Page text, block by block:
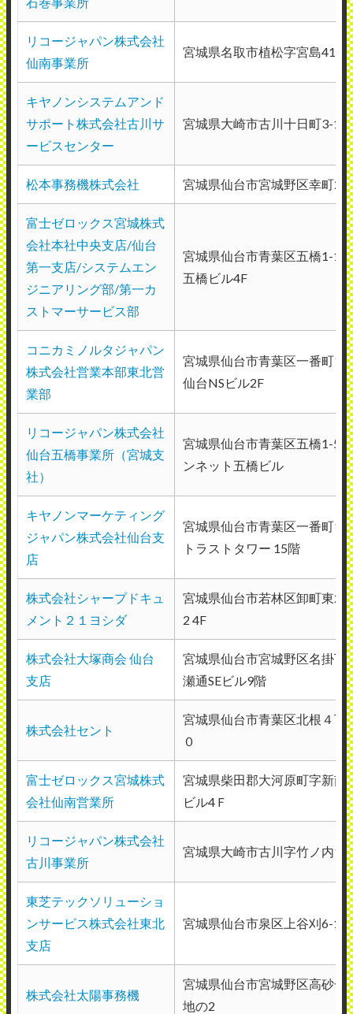
たまに来訪があるが、担当者が無愛想。 月
に一度程度の定期訪問がある。
（業種：病院）
リコージャパン株式会社
仙南事業所
宮城県名取市植松字宮島41-1
キヤノンシステムアンド
サポート株式会社古川サ
ービスセンター
宮城県大崎市古川十日町3-16
松本事務機株式会社 宮城県仙台市宮城野区幸町2-
富士ゼロックス宮城株式
会社本社中央支店/仙台
第一支店/システムエン
ジニアリング部/第一カ
ストマーサービス部
宮城県仙台市青葉区五橋1-1-
五橋ビル4F
コニカミノルタジャパン
株式会社営業本部東北営
業部
宮城県仙台市青葉区一番町1
仙台NSビル2F
リコージャパン株式会社
仙台五橋事業所（宮城支
社）
宮城県仙台市青葉区五橋1-5-
ンネット五橋ビル
キヤノンマーケティング
ジャパン株式会社仙台支
店
宮城県仙台市青葉区一番町1-
トラストタワー 15階
株式会社シャープドキュ
メント２１ヨシダ
宮城県仙台市若林区卸町東2
2 4F
株式会社大塚商会 仙台
支店
宮城県仙台市宮城野区名掛丁
瀬通SEビル9階
株式会社セント
宮城県仙台市青葉区北根４丁
０
富士ゼロックス宮城株式
会社仙南営業所
宮城県柴田郡大河原町字新南
ビル4Ｆ
リコージャパン株式会社
古川事業所
宮城県大崎市古川字竹ノ内
東芝テックソリューショ
ンサービス株式会社東北
支店
宮城県仙台市泉区上谷刈6-
株式会社太陽事務機
宮城県仙台市宮城野区高砂一
地の2